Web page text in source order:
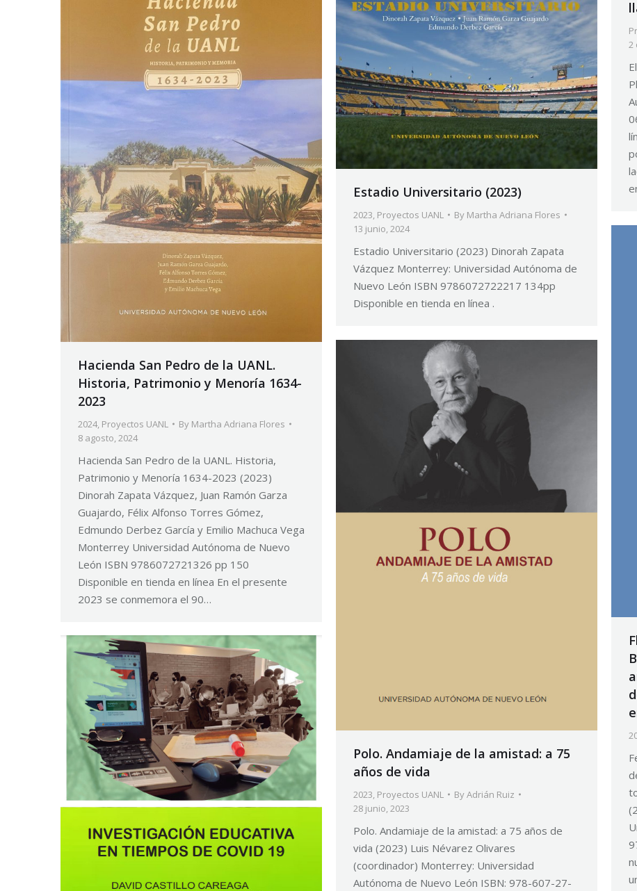
Hacienda San Pedro de la UANL.
Historia, Patrimonio y Menoría 1634-
2023
2024, Proyectos UANL By Martha Adriana Flores
8 agosto, 2024
Hacienda San Pedro de la UANL. Historia,
Patrimonio y Menoría 1634-2023 (2023)
Dinorah Zapata Vázquez, Juan Ramón Garza
Guajardo, Félix Alfonso Torres Gómez,
Edmundo Derbez García y Emilio Machuca Vega
Monterrey Universidad Autónoma de Nuevo
León ISBN 9786072721326 pp 150
Disponible en tienda en línea En el presente
2023 se conmemora el 90…
Estadio Universitario (2023)
2023, Proyectos UANL By Martha Adriana Flores
13 junio, 2024
Estadio Universitario (2023) Dinorah Zapata
Vázquez Monterrey: Universidad Autónoma de
Nuevo León ISBN 9786072722217 134pp
Disponible en tienda en línea .
2
Polo. Andamiaje de la amistad: a 75
años de vida
2023, Proyectos UANL ByAdrián Ruiz
28 junio, 2023
Polo. Andamiaje de la amistad: a 75 años de
vida (2023) Luis Névarez Olivares
(coordinador) Monterrey: Universidad
Autónoma de Nuevo León ISBN: 978-607-27-